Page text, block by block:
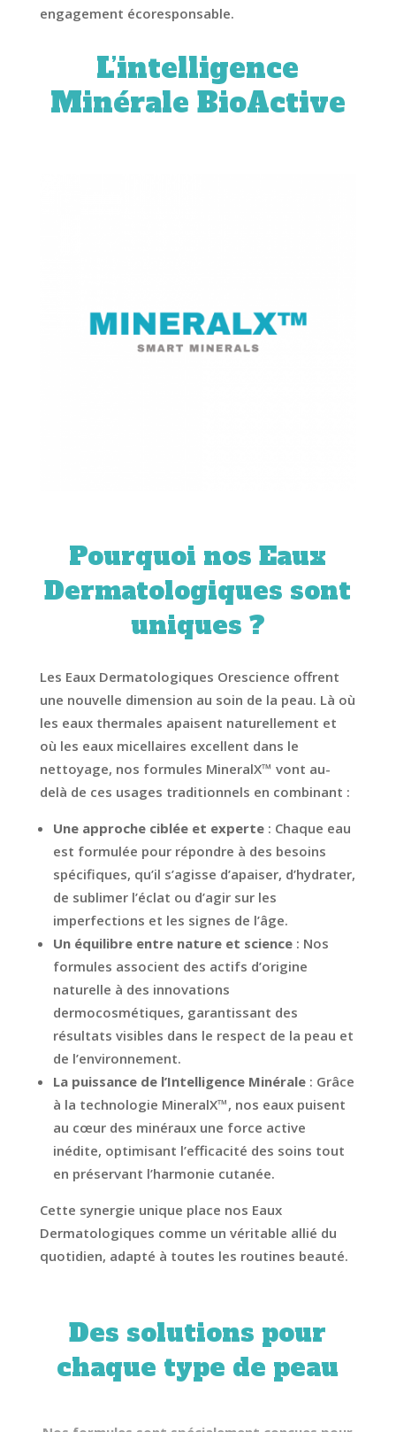
engagement écoresponsable.
L’intelligence
Minérale BioActive
Pourquoi nos Eaux
Dermatologiques sont
uniques ?
Les Eaux Dermatologiques Orescience offrent
une nouvelle dimension au soin de la peau. Là où
les eaux thermales apaisent naturellement et
où les eaux micellaires excellent dans le
nettoyage, nos formules MineralX™ vont au-
delà de ces usages traditionnels en combinant :
Une approche ciblée et experte: Chaque eau
est formulée pour répondre à des besoins
spécifiques, qu’il s’agisse d’apaiser, d’hydrater,
de sublimer l’éclat ou d’agir sur les
imperfections et les signes de l’âge.
Un équilibre entre nature et science: Nos
formules associent des actifs d’origine
naturelle à des innovations
dermocosmétiques, garantissant des
résultats visibles dans le respect de la peau et
de l’environnement.
La puissance de l’Intelligence Minérale: Grâce
à la technologie MineralX™, nos eaux puisent
au cœur des minéraux une force active
inédite, optimisant l’efficacité des soins tout
en préservant l’harmonie cutanée.
Cette synergie unique place nos Eaux
Dermatologiques comme un véritable allié du
quotidien, adapté à toutes les routines beauté.
Des solutions pour
chaque type de peau